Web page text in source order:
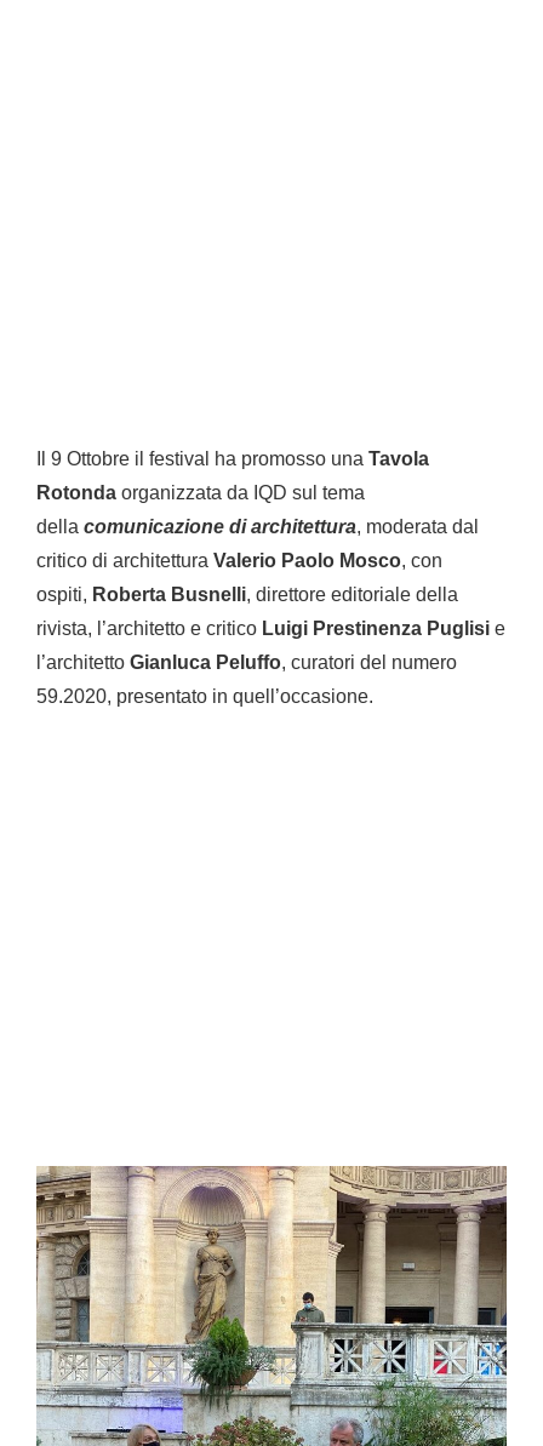
Il 9 Ottobre il festival ha promosso una Tavola
Rotonda organizzata da IQD sul tema
della comunicazione di architettura, moderata dal
critico di architettura Valerio Paolo Mosco, con
ospiti, Roberta Busnelli, direttore editoriale della
rivista, l’architetto e critico Luigi Prestinenza Puglisi e
l’architetto Gianluca Peluffo, curatori del numero
59.2020, presentato in quell’occasione.